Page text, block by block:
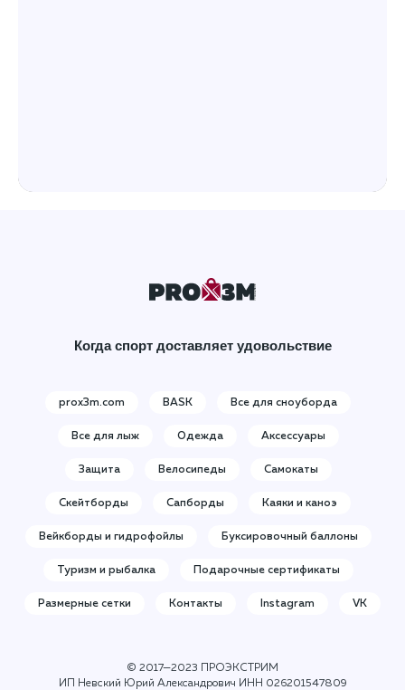
Когда спорт доставляет удовольствие
prox3m.com BASK Все для сноуборда
Все для лыж Одежда Аксессуары
Защита Велосипеды Самокаты
Скейтборды Сапборды Каяки и каноэ
Вейкборды и гидрофойлы Буксировочный баллоны
Туризм и рыбалка Подарочные сертификаты
Размерные сетки Контакты Instagram VK
© 2017—2023 ПРОЭКСТРИМ
ИП Невский Юрий Александрович ИНН 026201547809